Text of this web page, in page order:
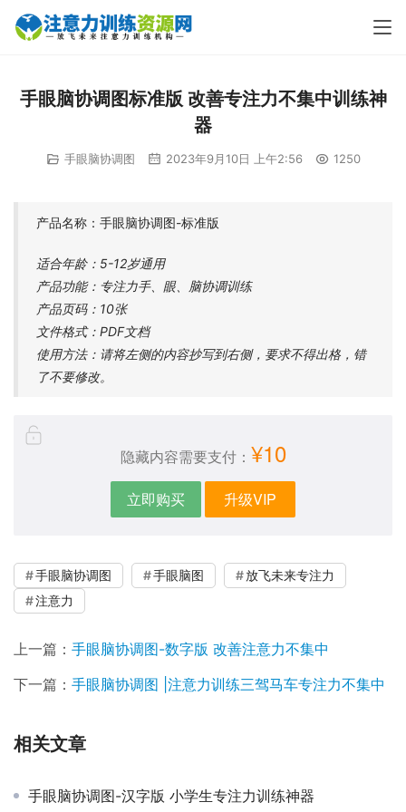
手眼脑协调图标准版 改善专注力不集中训练神
器
手眼脑协调图 2023年9月10日 上午2:56 1250
产品名称：手眼脑协调图-标准版
适合年龄：5-12岁通用
产品功能：专注力手、眼、脑协调训练
产品页码：10张
文件格式：PDF文档
使用方法：请将左侧的内容抄写到右侧，要求不得出格，错
了不要修改。
隐藏内容需要支付： ¥10
立即购买 升级VIP
手眼脑协调图 手眼脑图
放飞未来专注力
注意力
上一篇： 手眼脑协调图-数字版 改善注意力不集中
下一篇： 手眼脑协调图 |注意力训练三驾马车专注力不集中
相关文章
手眼脑协调图-汉字版 小学生专注力训练神器